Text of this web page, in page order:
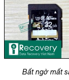
Bất ngờ mất